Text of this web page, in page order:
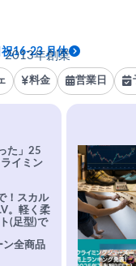
2013年創業
16-23 月休
料金 営業日
た」25
イミン
！スカル
。軽く柔
(足型)で
ン全商品